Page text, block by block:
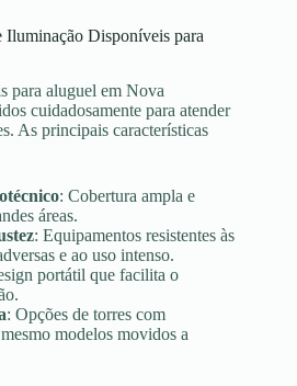
Iluminação Disponíveis para
para aluguel em Nova
cuidadosamente para atender
As principais características
: Cobertura ampla e
áreas.
: Equipamentos resistentes às
e ao uso intenso.
portátil que facilita o
: Opções de torres com
modelos movidos a